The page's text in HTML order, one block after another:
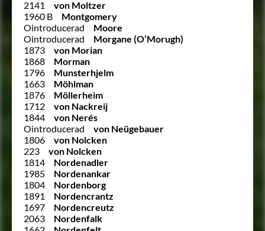
2141
von Moltzer
1960 B
Montgomery
Ointroducerad
Moore
Ointroducerad
Morgane (O’Morugh)
1873
von Morian
1868
Morman
1796
Munsterhjelm
1663
Möhlman
1876
Möllerheim
1712
von Nackreij
1844
von Nerés
Ointroducerad
von Neügebauer
1806
von Nolcken
223
von Nolcken
1814
Nordenadler
1985
Nordenankar
1804
Nordenborg
1891
Nordencrantz
1697
Nordencreutz
2063
Nordenfalk